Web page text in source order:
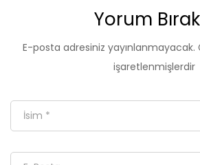
seçmelisiniz?Yorum Bırak
E-posta adresiniz yayınlanmayacak.
işaretlenmişlerdir